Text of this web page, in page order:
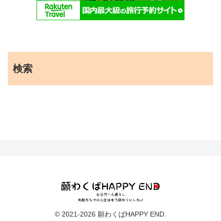
検索
© 2021-2026 願わくばHAPPY END.